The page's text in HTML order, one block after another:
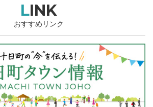
LINK
おすすめリンク